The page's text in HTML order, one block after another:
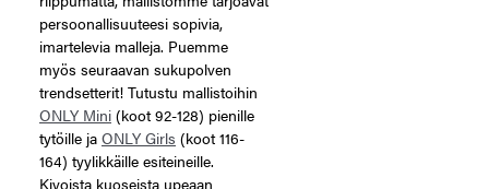
persoonallisuuteesi sopivia,
imartelevia malleja. Puemme
myös seuraavan sukupolven
trendsetterit! Tutustu mallistoihin
ONLY Mini (koot 92-128) pienille
tytöille ja ONLY Girls (koot 116-
164) tyylikkäille esiteineille.
Kivoista kuoseista upeaan